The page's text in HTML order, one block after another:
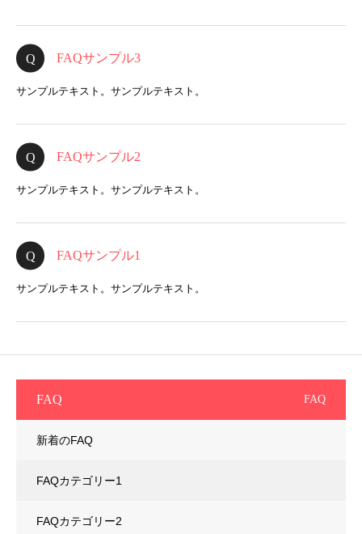
FAQサンプル3
サンプルテキスト。サンプルテキスト。
FAQサンプル2
サンプルテキスト。サンプルテキスト。
FAQサンプル1
サンプルテキスト。サンプルテキスト。
FAQ FAQ
新着のFAQ
FAQカテゴリー1
FAQカテゴリー2